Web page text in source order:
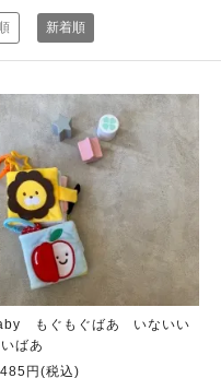
新着順
もぐもぐばあ いないい
ばあ
円(税込)